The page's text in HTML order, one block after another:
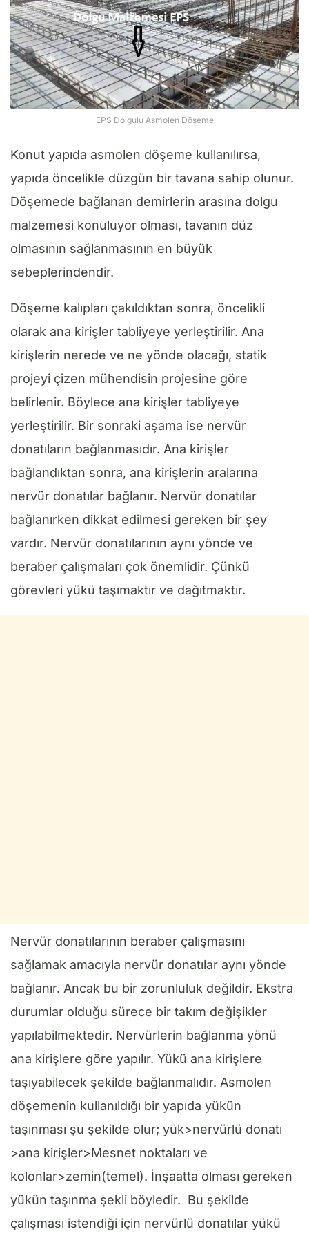
EPS Dolgulu Asmolen Döşeme
Konut yapıda asmolen döşeme kullanılırsa,
yapıda öncelikle düzgün bir tavana sahip olunur.
Döşemede bağlanan demirlerin arasına dolgu
malzemesi konuluyor olması, tavanın düz
olmasının sağlanmasının en büyük
sebeplerindendir.
Döşeme kalıpları çakıldıktan sonra, öncelikli
olarak ana kirişler tabliyeye yerleştirilir. Ana
kirişlerin nerede ve ne yönde olacağı, statik
projeyi çizen mühendisin projesine göre
belirlenir. Böylece ana kirişler tabliyeye
yerleştirilir. Bir sonraki aşama ise nervür
donatıların bağlanmasıdır. Ana kirişler
bağlandıktan sonra, ana kirişlerin aralarına
nervür donatılar bağlanır. Nervür donatılar
bağlanırken dikkat edilmesi gereken bir şey
vardır. Nervür donatılarının aynı yönde ve
beraber çalışmaları çok önemlidir. Çünkü
görevleri yükü taşımaktır ve dağıtmaktır.
Nervür donatılarının beraber çalışmasını
sağlamak amacıyla nervür donatılar aynı yönde
bağlanır. Ancak bu bir zorunluluk değildir. Ekstra
durumlar olduğu sürece bir takım değişikler
yapılabilmektedir. Nervürlerin bağlanma yönü
ana kirişlere göre yapılır. Yükü ana kirişlere
taşıyabilecek şekilde bağlanmalıdır. Asmolen
döşemenin kullanıldığı bir yapıda yükün
taşınması şu şekilde olur; yük>nervürlü donatı
>ana kirişler>Mesnet noktaları ve
kolonlar>zemin(temel). İnşaatta olması gereken
yükün taşınma şekli böyledir. Bu şekilde
çalışması istendiği için nervürlü donatılar yükü